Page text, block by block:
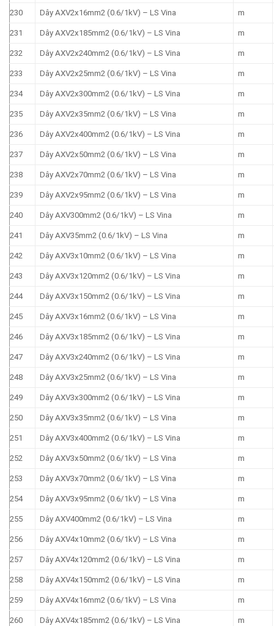
230 Dây AXV2x16mm2 (0.6/1kV) – LS Vina m
231 Dây AXV2x185mm2 (0.6/1kV) – LS Vina m
232 Dây AXV2x240mm2 (0.6/1kV) – LS Vina m
233 Dây AXV2x25mm2 (0.6/1kV) – LS Vina m
234 Dây AXV2x300mm2 (0.6/1kV) – LS Vina m
235 Dây AXV2x35mm2 (0.6/1kV) – LS Vina m
236 Dây AXV2x400mm2 (0.6/1kV) – LS Vina m
237 Dây AXV2x50mm2 (0.6/1kV) – LS Vina m
238 Dây AXV2x70mm2 (0.6/1kV) – LS Vina m
239 Dây AXV2x95mm2 (0.6/1kV) – LS Vina m
240 Dây AXV300mm2 (0.6/1kV) – LS Vina m
241 Dây AXV35mm2 (0.6/1kV) – LS Vina m
242 Dây AXV3x10mm2 (0.6/1kV) – LS Vina m
243 Dây AXV3x120mm2 (0.6/1kV) – LS Vina m
244 Dây AXV3x150mm2 (0.6/1kV) – LS Vina m
245 Dây AXV3x16mm2 (0.6/1kV) – LS Vina m
246 Dây AXV3x185mm2 (0.6/1kV) – LS Vina m
247 Dây AXV3x240mm2 (0.6/1kV) – LS Vina m
248 Dây AXV3x25mm2 (0.6/1kV) – LS Vina m
249 Dây AXV3x300mm2 (0.6/1kV) – LS Vina m
250 Dây AXV3x35mm2 (0.6/1kV) – LS Vina m
251 Dây AXV3x400mm2 (0.6/1kV) – LS Vina m
252 Dây AXV3x50mm2 (0.6/1kV) – LS Vina m
253 Dây AXV3x70mm2 (0.6/1kV) – LS Vina m
254 Dây AXV3x95mm2 (0.6/1kV) – LS Vina m
255 Dây AXV400mm2 (0.6/1kV) – LS Vina m
256 Dây AXV4x10mm2 (0.6/1kV) – LS Vina m
257 Dây AXV4x120mm2 (0.6/1kV) – LS Vina m
258 Dây AXV4x150mm2 (0.6/1kV) – LS Vina m
259 Dây AXV4x16mm2 (0.6/1kV) – LS Vina m
260 Dây AXV4x185mm2 (0.6/1kV) – LS Vina m